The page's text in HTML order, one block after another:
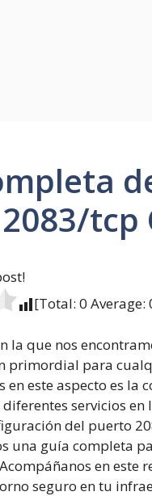
tcp
[Total: 0 Average:
la que nos
primordial para
en este aspecto es
servicios en
del puerto
una guía completa
en este
seguro en tu